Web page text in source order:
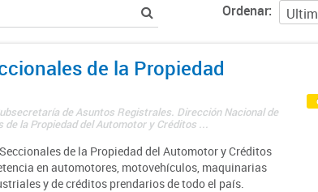
Ordenar
de la Propiedad
de Asuntos Registrales. Dirección Nacional de
de la Propiedad del Automotor y Créditos ...
de la Propiedad del Automotor y Créditos
en automotores, motovehículos, maquinarias
y de créditos prendarios de todo el país.